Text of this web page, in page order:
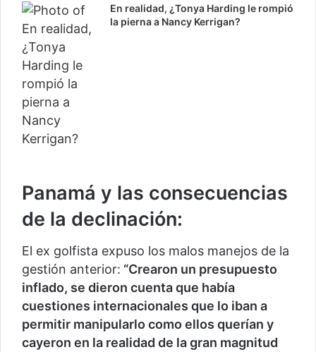
En realidad, ¿Tonya Harding le rompió
la pierna a Nancy Kerrigan?
Panamá y las consecuencias
de la declinación:
El ex golfista expuso los malos manejos de la
gestión anterior: “Crearon un presupuesto
inflado, se dieron cuenta que había
cuestiones internacionales que lo iban a
permitir manipularlo como ellos querían y
cayeron en la realidad de la gran magnitud